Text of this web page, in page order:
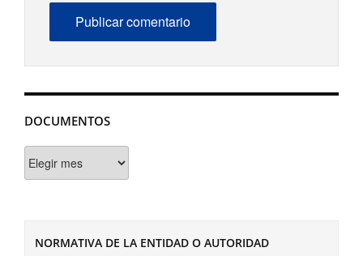
DOCUMENTOS
NORMATIVA DE LA ENTIDAD O AUTORIDAD